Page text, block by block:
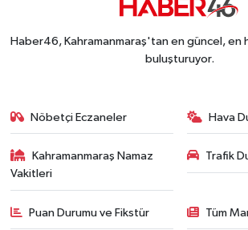
Haber46, Kahramanmaraş'tan en güncel, en
buluşturuyor.
Nöbetçi Eczaneler Hava
Kahramanmaraş Namaz
Vakitleri
Trafik
Puan Durumu ve Fikstür Tüm